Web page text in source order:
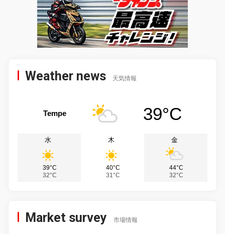
Weather news 天気情報
Tempe 39°C
水
39°C
32°C
木
40°C
31°C
金
44°C
32°C
Market survey 市場情報